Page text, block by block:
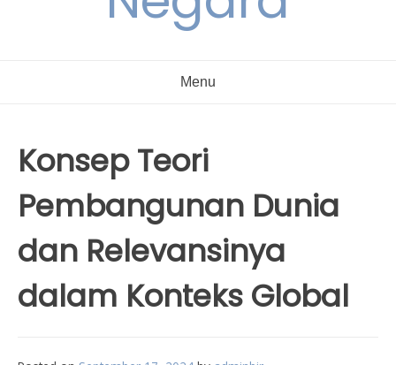
Menu
Konsep Teori
Pembangunan Dunia
dan Relevansinya
dalam Konteks Global